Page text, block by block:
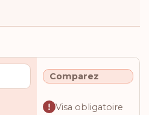
Comparez
Visa obligatoire